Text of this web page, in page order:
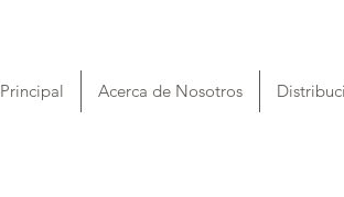
Principal Acerca de Nosotros